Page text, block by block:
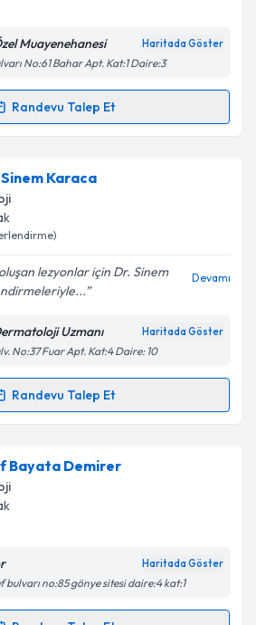
Muayenehanesi Haritada Göster
No:61 Bahar Apt. Kat:1 Daire:3
Randevu Talep Et
Talebi
Demireriçin randevu takvimi talebi
uzmandan randevu almanız için bir
e-posta ile bilgilendireceğiz.
işlenmesine ilişkin
Aydınlatma
ve kişisel verilerimin belirtilen
kabul ediyorum.
Karaca
lezyonlar için Dr. Sinem
Devamı
Uzmanı Haritada Göster
No:37 Fuar Apt. Kat:4 Daire: 10
Randevu Talep Et
Talebi
Karacaiçin randevu takvimi talebi
uzmandan randevu almanız için bir
e-posta ile bilgilendireceğiz.
Bayata Demirer
Haritada Göster
no:85 gönye sitesi daire:4 kat:1